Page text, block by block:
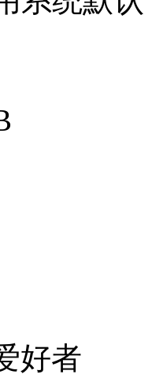
好者